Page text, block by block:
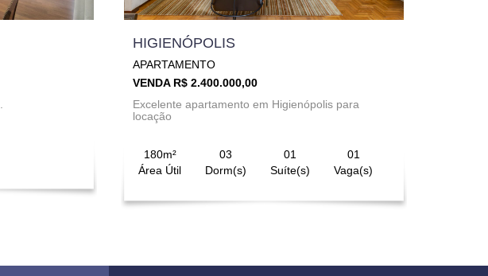
HIGIENÓPOLIS
APARTAMENTO
VENDA R$ 2.400.000,00
Excelente apartamento em Higienópolis para
locação
180m²
Área Útil
03
Dorm(s)
01
Suíte(s)
01
Vaga(s)